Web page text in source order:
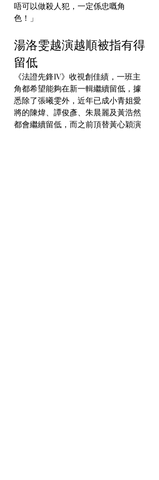
唔可以做殺人犯，一定係忠嘅角
色！」
湯洛雯越演越順被指有得
留低
《法證先鋒IV》收視創佳績，一班主
角都希望能夠在新一輯繼續留低，據
悉除了張曦雯外，近年已成小青姐愛
將的陳煒、譚俊彥、朱晨麗及黃浩然
都會繼續留低，而之前頂替黃心穎演